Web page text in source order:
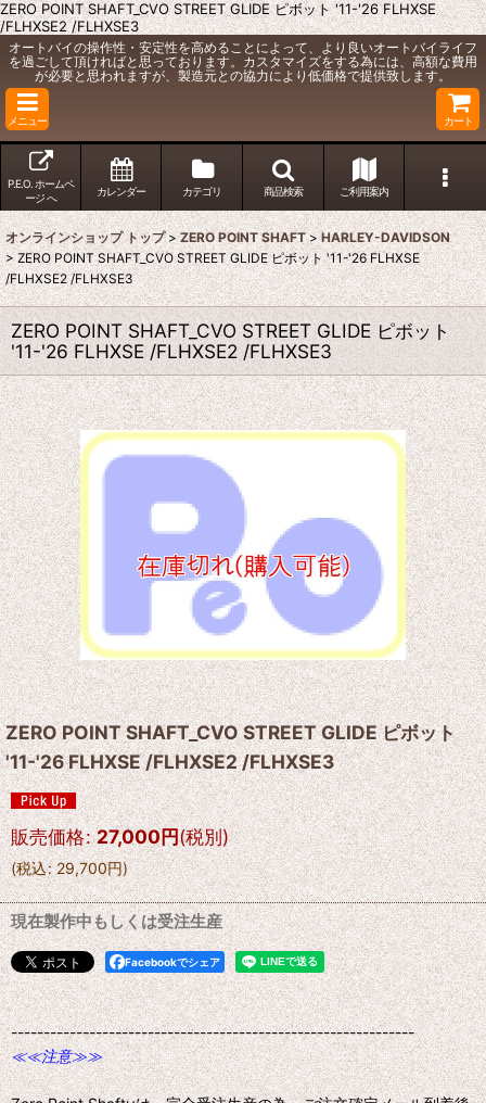
ZERO POINT SHAFT_CVO STREET GLIDE ピボット '11-'26 FLHXSE
/FLHXSE2 /FLHXSE3
オートバイの操作性・安定性を高めることによって、より良いオートバイライフ
を過ごして頂ければと思っております。カスタマイズをする為には、高額な費用
が必要と思われますが、製造元との協力により低価格で提供致します。
メニュー カート
P.E.O. ホームペ
ージ へ
カレンダー カテゴリ 商品検索 ご利用案内
オンラインショップ トップ > ZERO POINT SHAFT > HARLEY-DAVIDSON
> ZERO POINT SHAFT_CVO STREET GLIDE ピボット '11-'26 FLHXSE
/FLHXSE2 /FLHXSE3
ZERO POINT SHAFT_CVO STREET GLIDE ピボット
'11-'26 FLHXSE /FLHXSE2 /FLHXSE3
ZERO POINT SHAFT_CVO STREET GLIDE ピボット
'11-'26 FLHXSE /FLHXSE2 /FLHXSE3
販売価格: 27,000円(税別)
(税込: 29,700円)
現在製作中もしくは受注生産
Facebookでシェア
--------------------------------------------------------------
≪≪注意≫≫